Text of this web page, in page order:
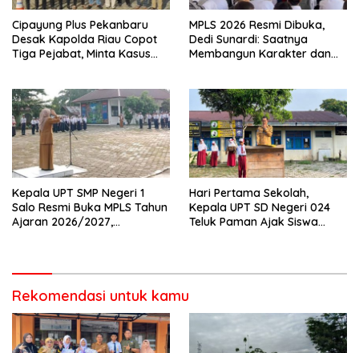
Cipayung Plus Pekanbaru
Desak Kapolda Riau Copot
Tiga Pejabat, Minta Kasus
MPLS 2026 Resmi Dibuka,
Dedi Sunardi: Saatnya
Membangun Karakter dan
Kepala UPT SMP Negeri 1
Salo Resmi Buka MPLS Tahun
Ajaran 2026/2027,
Hari Pertama Sekolah,
Kepala UPT SD Negeri 024
Teluk Paman Ajak Siswa
Rekomendasi untuk kamu